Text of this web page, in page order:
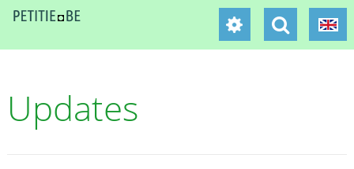
Updates